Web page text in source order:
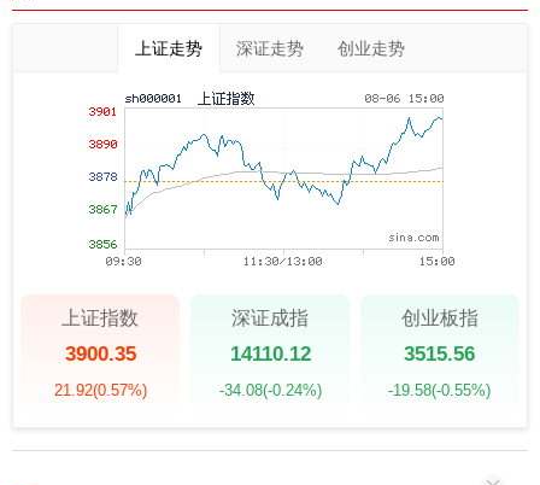
上证走势 深证走势 创业走势
上证指数
3900.35
21.92(0.57%)
深证成指
14110.12
-34.08(-0.24%)
创业板指
3515.56
-19.58(-0.55%)